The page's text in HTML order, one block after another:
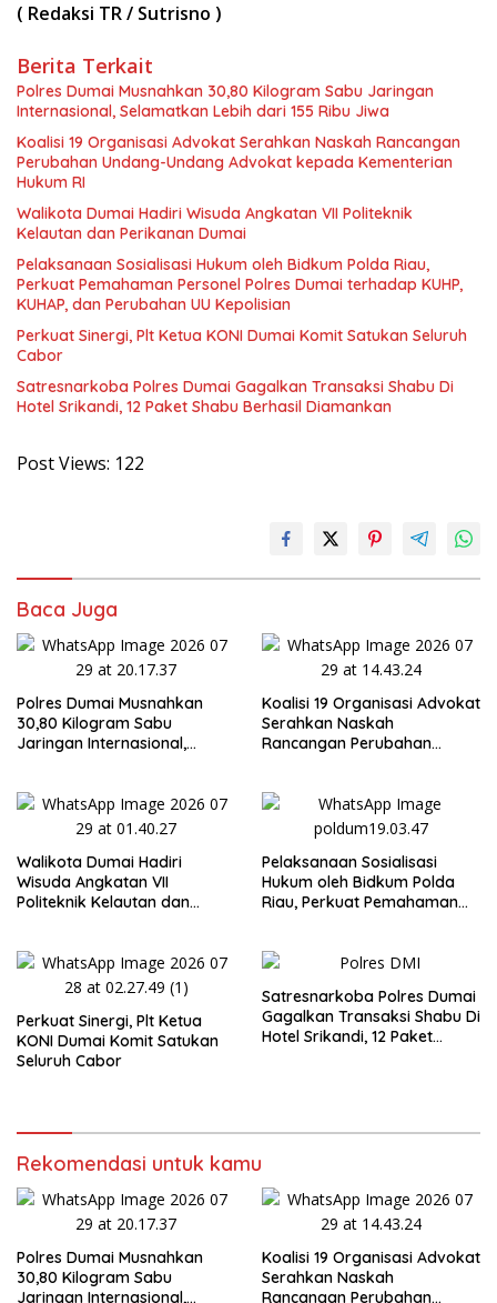
( Redaksi TR / Sutrisno )
Berita Terkait
Polres Dumai Musnahkan 30,80 Kilogram Sabu Jaringan
Internasional, Selamatkan Lebih dari 155 Ribu Jiwa
Koalisi 19 Organisasi Advokat Serahkan Naskah Rancangan
Perubahan Undang-Undang Advokat kepada Kementerian
Hukum RI
Walikota Dumai Hadiri Wisuda Angkatan VII Politeknik
Kelautan dan Perikanan Dumai
Pelaksanaan Sosialisasi Hukum oleh Bidkum Polda Riau,
Perkuat Pemahaman Personel Polres Dumai terhadap KUHP,
KUHAP, dan Perubahan UU Kepolisian
Perkuat Sinergi, Plt Ketua KONI Dumai Komit Satukan Seluruh
Cabor
Satresnarkoba Polres Dumai Gagalkan Transaksi Shabu Di
Hotel Srikandi, 12 Paket Shabu Berhasil Diamankan
Post Views: 122
Baca Juga
Polres Dumai Musnahkan
30,80 Kilogram Sabu
Jaringan Internasional,
Koalisi 19 Organisasi Advokat
Serahkan Naskah
Rancangan Perubahan
RI
Walikota Dumai Hadiri
Wisuda Angkatan VII
Politeknik Kelautan dan
Pelaksanaan Sosialisasi
Hukum oleh Bidkum Polda
Riau, Perkuat Pemahaman
Perubahan UU Kepolisian
Perkuat Sinergi, Plt Ketua
KONI Dumai Komit Satukan
Seluruh Cabor
Satresnarkoba Polres Dumai
Gagalkan Transaksi Shabu Di
Hotel Srikandi, 12 Paket
Rekomendasi untuk kamu
Polres Dumai Musnahkan
30,80 Kilogram Sabu
Jaringan Internasional,
Koalisi 19 Organisasi Advokat
Serahkan Naskah
Rancangan Perubahan